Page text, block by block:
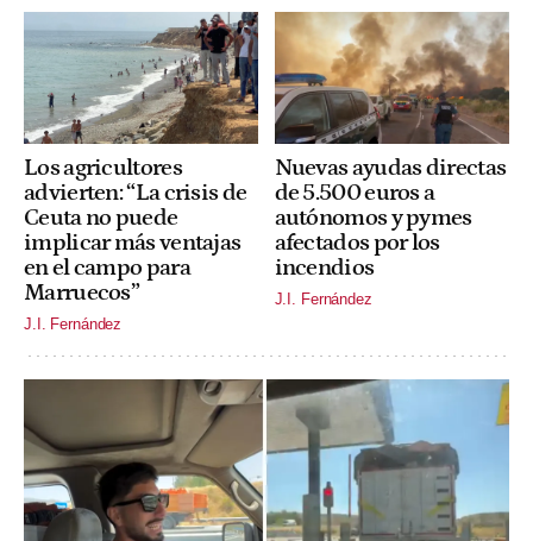
Los agricultores
advierten: “La crisis de
Ceuta no puede
implicar más ventajas
en el campo para
Marruecos”
J.I. Fernández
Nuevas ayudas directas
de 5.500 euros a
autónomos y pymes
afectados por los
incendios
J.I. Fernández